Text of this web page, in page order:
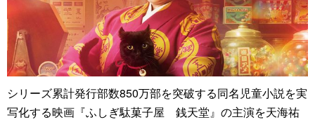
シリーズ累計発行部数850万部を突破する同名児童小説を実
写化する映画『ふしぎ駄菓子屋 銭天堂』の主演を天海祐